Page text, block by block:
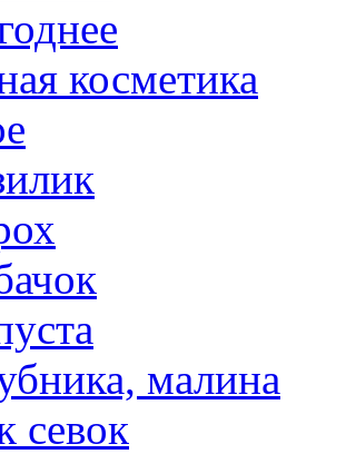
косметика
малина
севок